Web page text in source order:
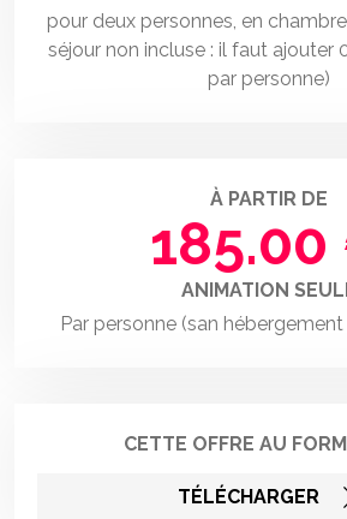
pour deux personnes, en
séjour non incluse : il faut ajouter
par personne)
À PARTIR DE
ANIMATION
Par personne (san
CETTE OFFRE AU
TÉLÉCHARGER